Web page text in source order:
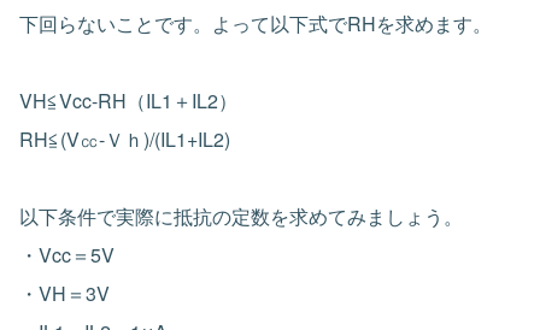
下回らないことです。よって以下式でRHを求めます。
VH≦Vcc-RH（IL1＋IL2）
RH≦(V㏄-Ｖｈ)/(IL1+IL2)
以下条件で実際に抵抗の定数を求めてみましょう。
・Vcc＝5V
・VH＝3V